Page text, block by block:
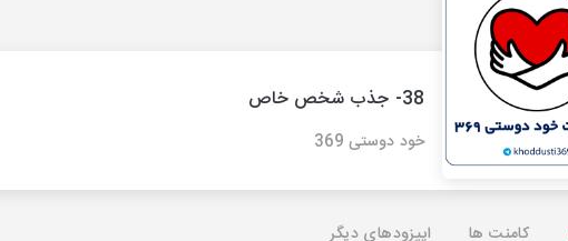
38- جذب شخص خاص
خود دوستی 369
کامنت ها اپیزودهای دیگر